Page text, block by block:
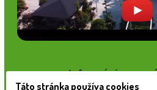
Informácie pre
Táto stránka používa cookies